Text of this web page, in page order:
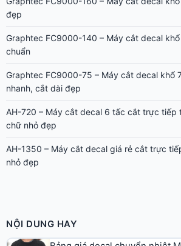
đẹp
Graphtec FC9000-140 – Máy cắt decal
chuẩn
Graphtec FC9000-75 – Máy cắt decal khổ
nhanh, cắt dài đẹp
AH-720 – Máy cắt decal 6 tấc cắt trực tiếp
chữ nhỏ đẹp
AH-1350 – Máy cắt decal giá rẻ cắt trực
nhỏ đẹp
NỘI DUNG HAY